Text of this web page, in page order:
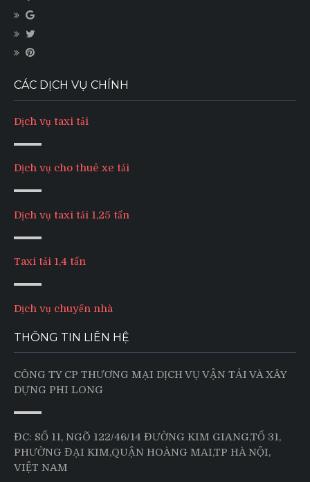
CÁC DỊCH VỤ CHÍNH
Dịch vụ taxi tải
Dịch vụ cho thuê xe tải
Dịch vụ taxi tải 1,25 tấn
Taxi tải 1,4 tấn
Dịch vụ chuyển nhà
THÔNG TIN LIÊN HỆ
CÔNG TY CP THƯƠNG MẠI DỊCH VỤ VẬN TẢI VÀ XÂY
DỰNG PHI LONG
ĐC: SỐ 11, NGÕ 122/46/14 ĐƯỜNG KIM GIANG,TỔ 31,
PHƯỜNG ĐẠI KIM,QUẬN HOÀNG MAI,TP HÀ NỘI,
VIỆT NAM